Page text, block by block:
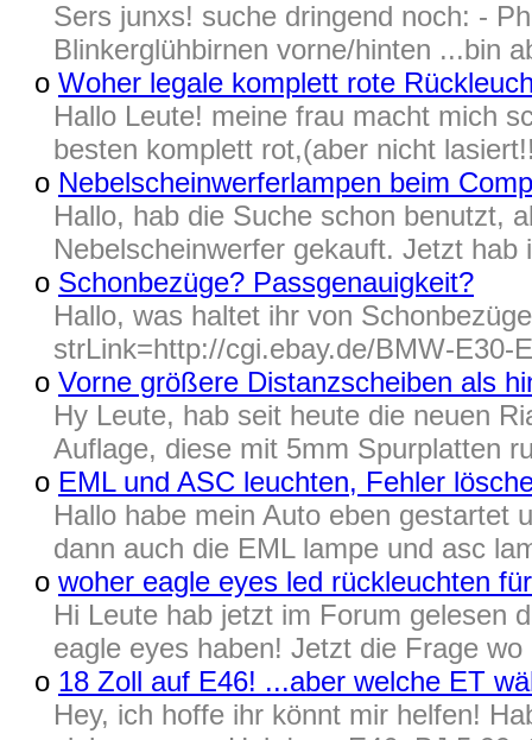
Sers junxs! suche dringend noch: -
Blinkerglühbirnen vorne/hinten ...bin
o Woher legale komplett rote
Hallo Leute! meine frau macht mich
besten komplett rot,(aber nicht
o Nebelscheinwerferlampen beim
Hallo, hab die Suche schon benutzt,
Nebelscheinwerfer gekauft. Jetzt
o Schonbezüge? Passgenauigkeit?
Hallo, was haltet ihr von
strLink=http://cgi.ebay.de/BMW-E30-
o Vorne größere Distanzscheiben als
Hy Leute, hab seit heute die neuen
Auflage, diese mit 5mm Spurplatten
o EML und ASC leuchten, Fehler
Hallo habe mein Auto eben gestartet
dann auch die EML lampe und asc
o woher eagle eyes led rückleuchten
Hi Leute hab jetzt im Forum gelesen
eagle eyes haben! Jetzt die Frage
o 18 Zoll auf E46! ...aber welche ET
Hey, ich hoffe ihr könnt mir helfen!